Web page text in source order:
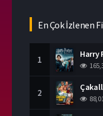
En Çok İzlenen
1 Harry
2